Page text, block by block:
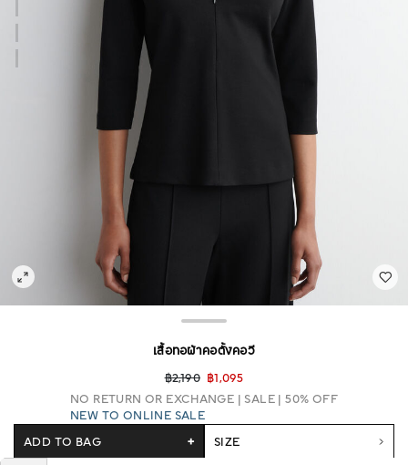
เสื้อทอผ้าคอตั้งคอวี
฿2,190 ฿1,095
NO RETURN OR EXCHANGE SALE | 50% OFF
NEW TO ONLINE SALE
SIZE
ADD TO BAG +